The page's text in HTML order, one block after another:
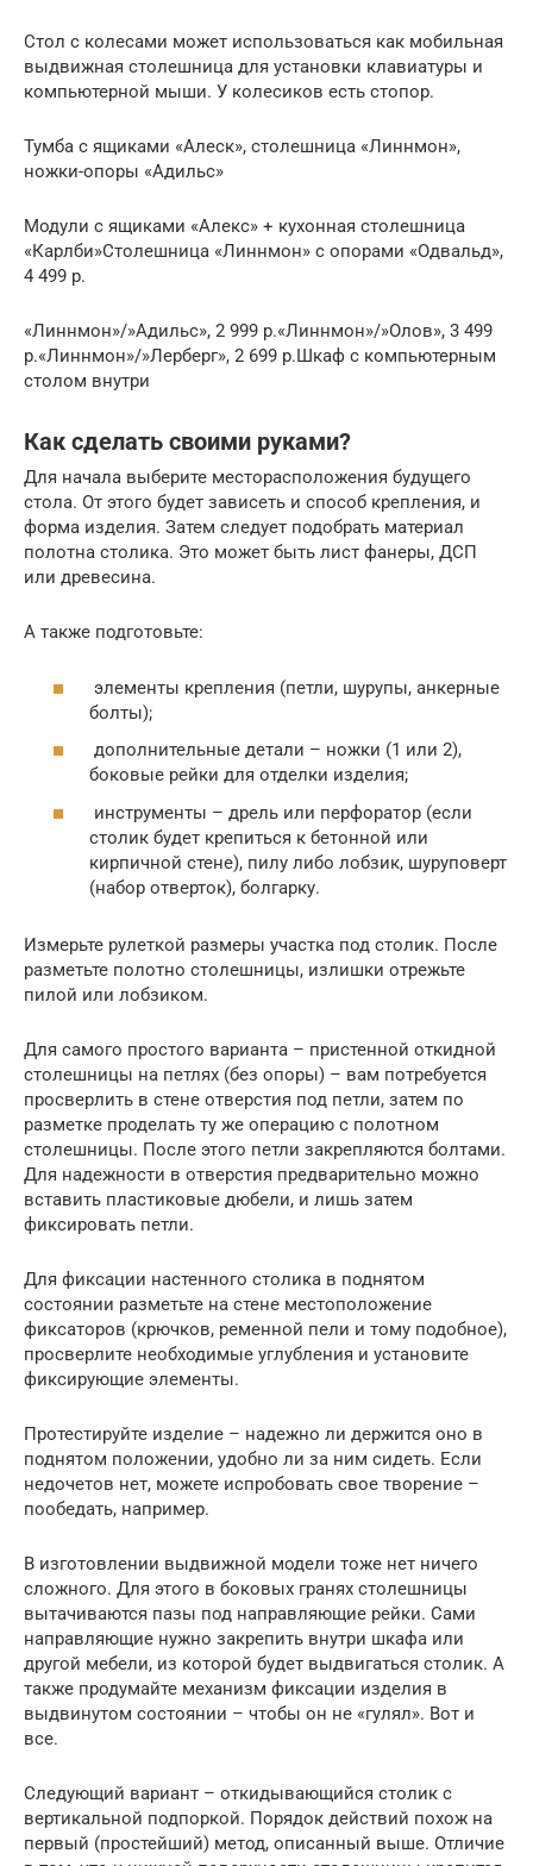
Стол с колесами может использоваться как мобильная
выдвижная столешница для установки клавиатуры и
компьютерной мыши. У колесиков есть стопор.
Тумба с ящиками «Алеск», столешница «Линнмон»,
ножки-опоры «Адильс»
Модули с ящиками «Алекс» + кухонная столешница
«Карлби»Столешница «Линнмон» с опорами «Одвальд»,
4 499 р.
«Линнмон»/»Адильс», 2 999 р.«Линнмон»/»Олов», 3 499
р.«Линнмон»/»Лерберг», 2 699 р.Шкаф с компьютерным
столом внутри
Как сделать своими руками?
Для начала выберите месторасположения будущего
стола. От этого будет зависеть и способ крепления, и
форма изделия. Затем следует подобрать материал
полотна столика. Это может быть лист фанеры, ДСП
или древесина.
А также подготовьте:
элементы крепления (петли, шурупы, анкерные
болты);
дополнительные детали – ножки (1 или 2),
боковые рейки для отделки изделия;
инструменты – дрель или перфоратор (если
столик будет крепиться к бетонной или
кирпичной стене), пилу либо лобзик, шуруповерт
(набор отверток), болгарку.
Измерьте рулеткой размеры участка под столик. После
разметьте полотно столешницы, излишки отрежьте
пилой или лобзиком.
Для самого простого варианта – пристенной откидной
столешницы на петлях (без опоры) – вам потребуется
просверлить в стене отверстия под петли, затем по
разметке проделать ту же операцию с полотном
столешницы. После этого петли закрепляются болтами.
Для надежности в отверстия предварительно можно
вставить пластиковые дюбели, и лишь затем
фиксировать петли.
Для фиксации настенного столика в поднятом
состоянии разметьте на стене местоположение
фиксаторов (крючков, ременной пели и тому подобное),
просверлите необходимые углубления и установите
фиксирующие элементы.
Протестируйте изделие – надежно ли держится оно в
поднятом положении, удобно ли за ним сидеть. Если
недочетов нет, можете испробовать свое творение –
пообедать, например.
В изготовлении выдвижной модели тоже нет ничего
сложного. Для этого в боковых гранях столешницы
вытачиваются пазы под направляющие рейки. Сами
направляющие нужно закрепить внутри шкафа или
другой мебели, из которой будет выдвигаться столик. А
также продумайте механизм фиксации изделия в
выдвинутом состоянии – чтобы он не «гулял». Вот и
все.
Следующий вариант – откидывающийся столик с
вертикальной подпоркой. Порядок действий похож на
первый (простейший) метод, описанный выше. Отличие